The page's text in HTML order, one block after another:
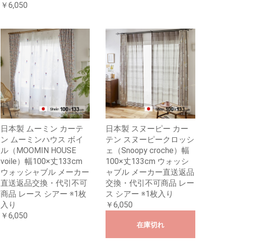
￥6,050
日本製 ムーミン カーテ
ン ムーミンハウス ボイ
ル（MOOMIN HOUSE
voile）幅100×丈133cm
ウォッシャブル メーカー
直送返品交換・代引不可
商品 レース シアー ※1枚
入り
￥6,050
日本製 スヌーピー カー
テン スヌーピークロッシ
ェ（Snoopy croche）幅
100×丈133cm ウォッシ
ャブル メーカー直送返品
交換・代引不可商品 レー
ス シアー ※1枚入り
￥6,050
在庫切れ